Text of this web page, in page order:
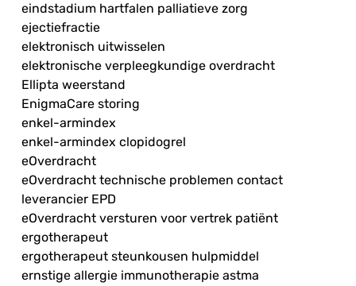
eindstadium hartfalen palliatieve zorg
ejectiefractie
elektronisch uitwisselen
elektronische verpleegkundige overdracht
Ellipta weerstand
EnigmaCare storing
enkel-armindex
enkel-armindex clopidogrel
eOverdracht
eOverdracht technische problemen contact
leverancier EPD
eOverdracht versturen voor vertrek patiënt
ergotherapeut
ergotherapeut steunkousen hulpmiddel
ernstige allergie immunotherapie astma